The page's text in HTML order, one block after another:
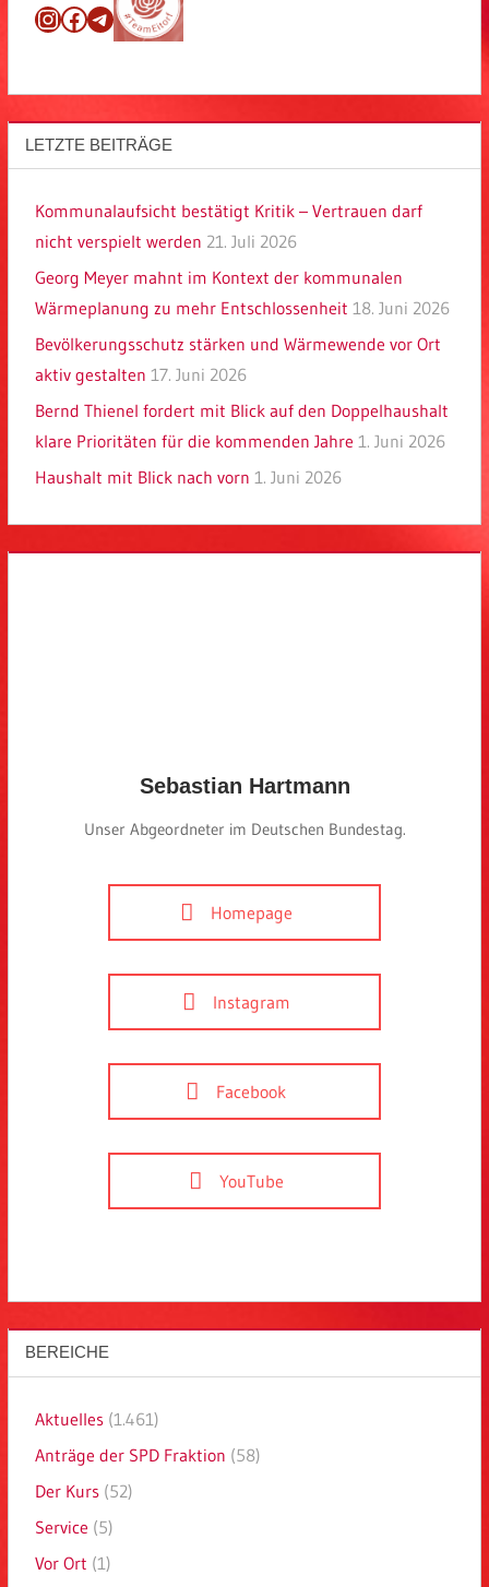
Instagram
Facebook
Telegram
LETZTE BEITRÄGE
Kommunalaufsicht bestätigt Kritik – Vertrauen darf
nicht verspielt werden 21. Juli 2026
Georg Meyer mahnt im Kontext der kommunalen
Wärmeplanung zu mehr Entschlossenheit 18. Juni 2026
Bevölkerungsschutz stärken und Wärmewende vor Ort
aktiv gestalten 17. Juni 2026
Bernd Thienel fordert mit Blick auf den Doppelhaushalt
klare Prioritäten für die kommenden Jahre 1. Juni 2026
Haushalt mit Blick nach vorn 1. Juni 2026
Sebastian Hartmann
Unser Abgeordneter im Deutschen Bundestag.
Homepage
Instagram
Facebook
YouTube
BEREICHE
Aktuelles(1.461)
Anträge der SPD Fraktion (58)
Der Kurs(52)
Service (5)
Vor Ort (1)